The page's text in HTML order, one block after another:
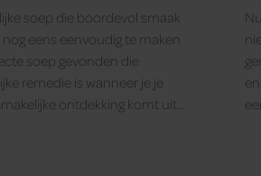
soep die boordevol smaak
eens eenvoudig te maken
soep gevonden die
remedie is wanneer je je
ontdekking komt uit